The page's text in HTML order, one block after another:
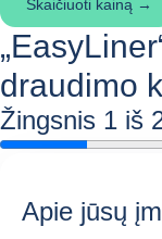
Skaičiuoti kainą →
draudimo
Žingsnis 1 iš
Apie jūsų